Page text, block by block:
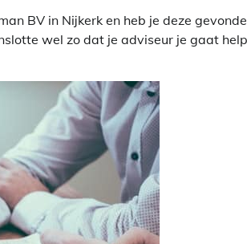
BV in Nijkerk en heb je deze
wel zo dat je adviseur je gaat